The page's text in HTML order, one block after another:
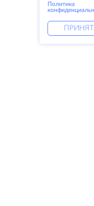
Политика